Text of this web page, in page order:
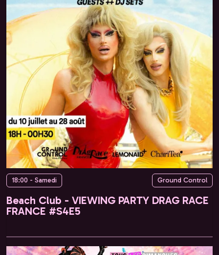
18:00 - Samedi Ground Control
Beach Club - VIEWING PARTY DRAG RACE
FRANCE #S4E5